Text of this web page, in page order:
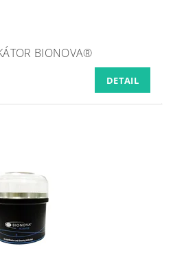
BIONOVA®
DETAIL